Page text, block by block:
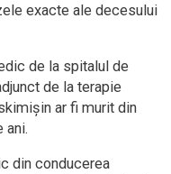
exacte ale decesului
de la spitalul de
de la terapie
ar fi murit din
ani.
din conducerea